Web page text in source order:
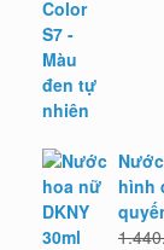
hình